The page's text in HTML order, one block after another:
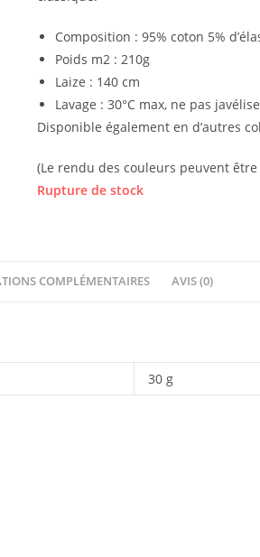
Composition : 95% coton 5%
Poids m2 : 210g
Laize : 140 cm
Lavage : 30°C max, ne pas
Disponible également en d’autres
(Le rendu des couleurs peuvent
Rupture de stock
COMPLÉMENTAIRES AVIS (0)
30 g